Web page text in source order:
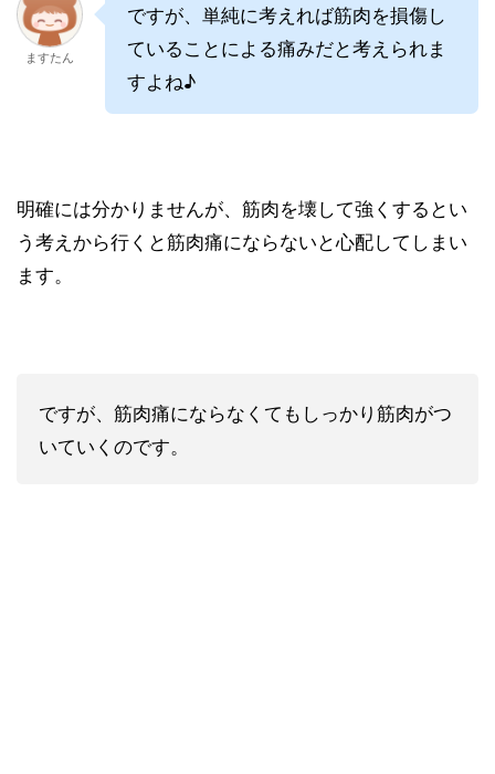
ますたん
ですが、単純に考えれば筋肉を損傷し
ていることによる痛みだと考えられま
すよね♪
明確には分かりませんが、筋肉を壊して強くするとい
う考えから行くと筋肉痛にならないと心配してしまい
ます。
ですが、筋肉痛にならなくてもしっかり筋肉がつ
いていくのです。